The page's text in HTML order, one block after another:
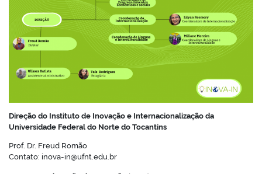
Direção do Instituto de Inovação e Internacionalização da
Universidade Federal do Norte do Tocantins
Prof. Dr. Freud Romão
Contato: inova-in@ufnt.edu.br